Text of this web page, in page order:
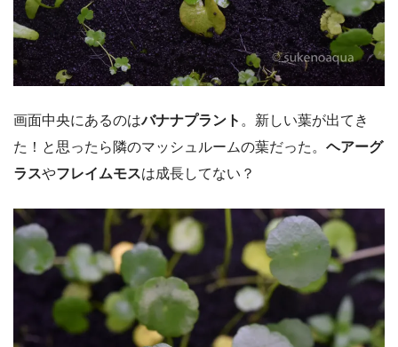
画面中央にあるのはバナナプラント 。新しい葉が出てき
た！と思ったら隣のマッシュルームの葉だった。 ヘアーグ
ラスやフレイムモスは成長してない？